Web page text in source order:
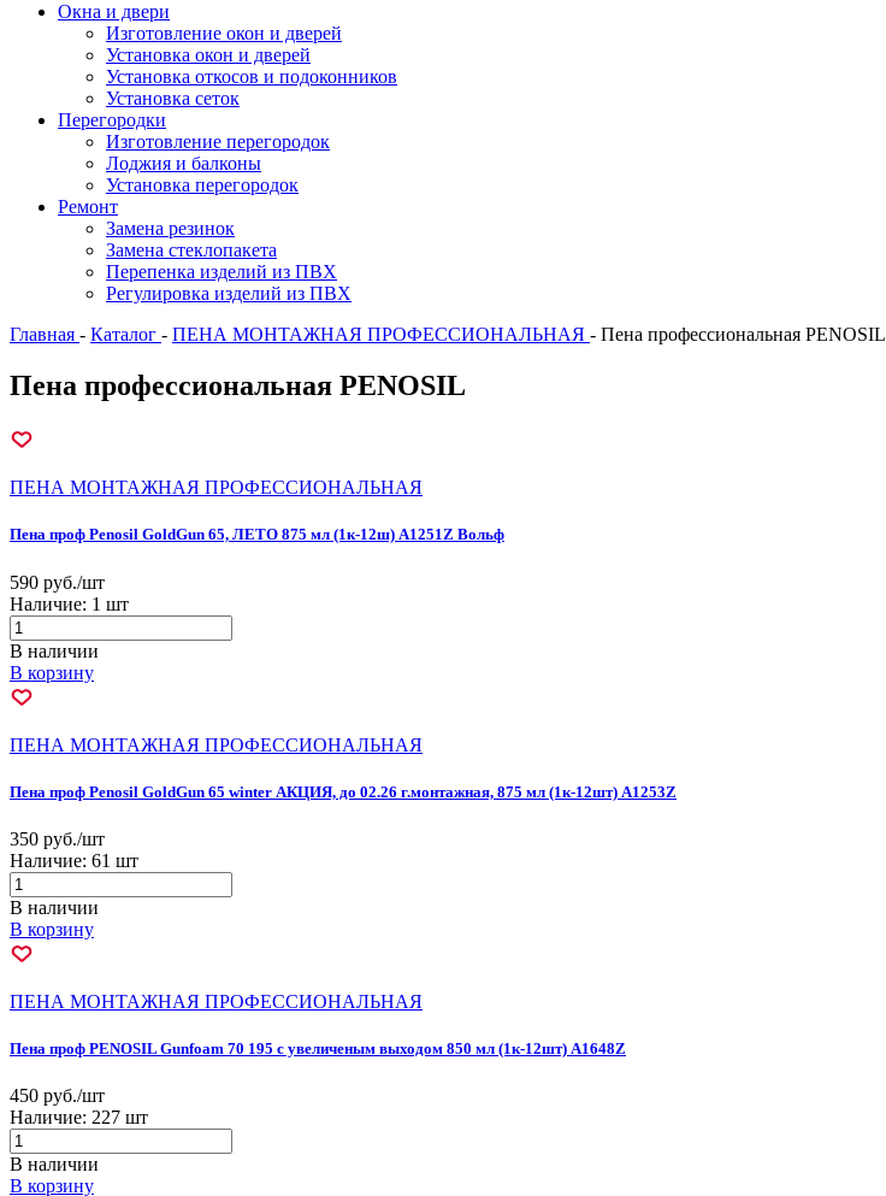
Окна и двери
Изготовление окон и дверей
Установка окон и дверей
Установка откосов и подоконников
Установка сеток
Перегородки
Изготовление перегородок
Лоджия и балконы
Установка перегородок
Ремонт
Замена резинок
Замена стеклопакета
Перепенка изделий из ПВХ
Регулировка изделий из ПВХ
Главная - Каталог - ПЕНА МОНТАЖНАЯ ПРОФЕССИОНАЛЬНАЯ - Пена профессиональная PENOSIL
Пена профессиональная PENOSIL
ПЕНА МОНТАЖНАЯ ПРОФЕССИОНАЛЬНАЯ
Пена проф Penosil GoldGun 65, ЛЕТО 875 мл (1к-12ш) A1251Z Вольф
590 руб./шт
Наличие: 1 шт
В наличии
В корзину
ПЕНА МОНТАЖНАЯ ПРОФЕССИОНАЛЬНАЯ
Пена проф Penosil GoldGun 65 winter АКЦИЯ, до 02.26 г.монтажная, 875 мл (1к-12шт) A1253Z
350 руб./шт
Наличие: 61 шт
В наличии
В корзину
ПЕНА МОНТАЖНАЯ ПРОФЕССИОНАЛЬНАЯ
Пена проф PENOSIL Gunfoam 70 195 с увеличеным выходом 850 мл (1к-12шт) А1648Z
450 руб./шт
Наличие: 227 шт
В наличии
В корзину